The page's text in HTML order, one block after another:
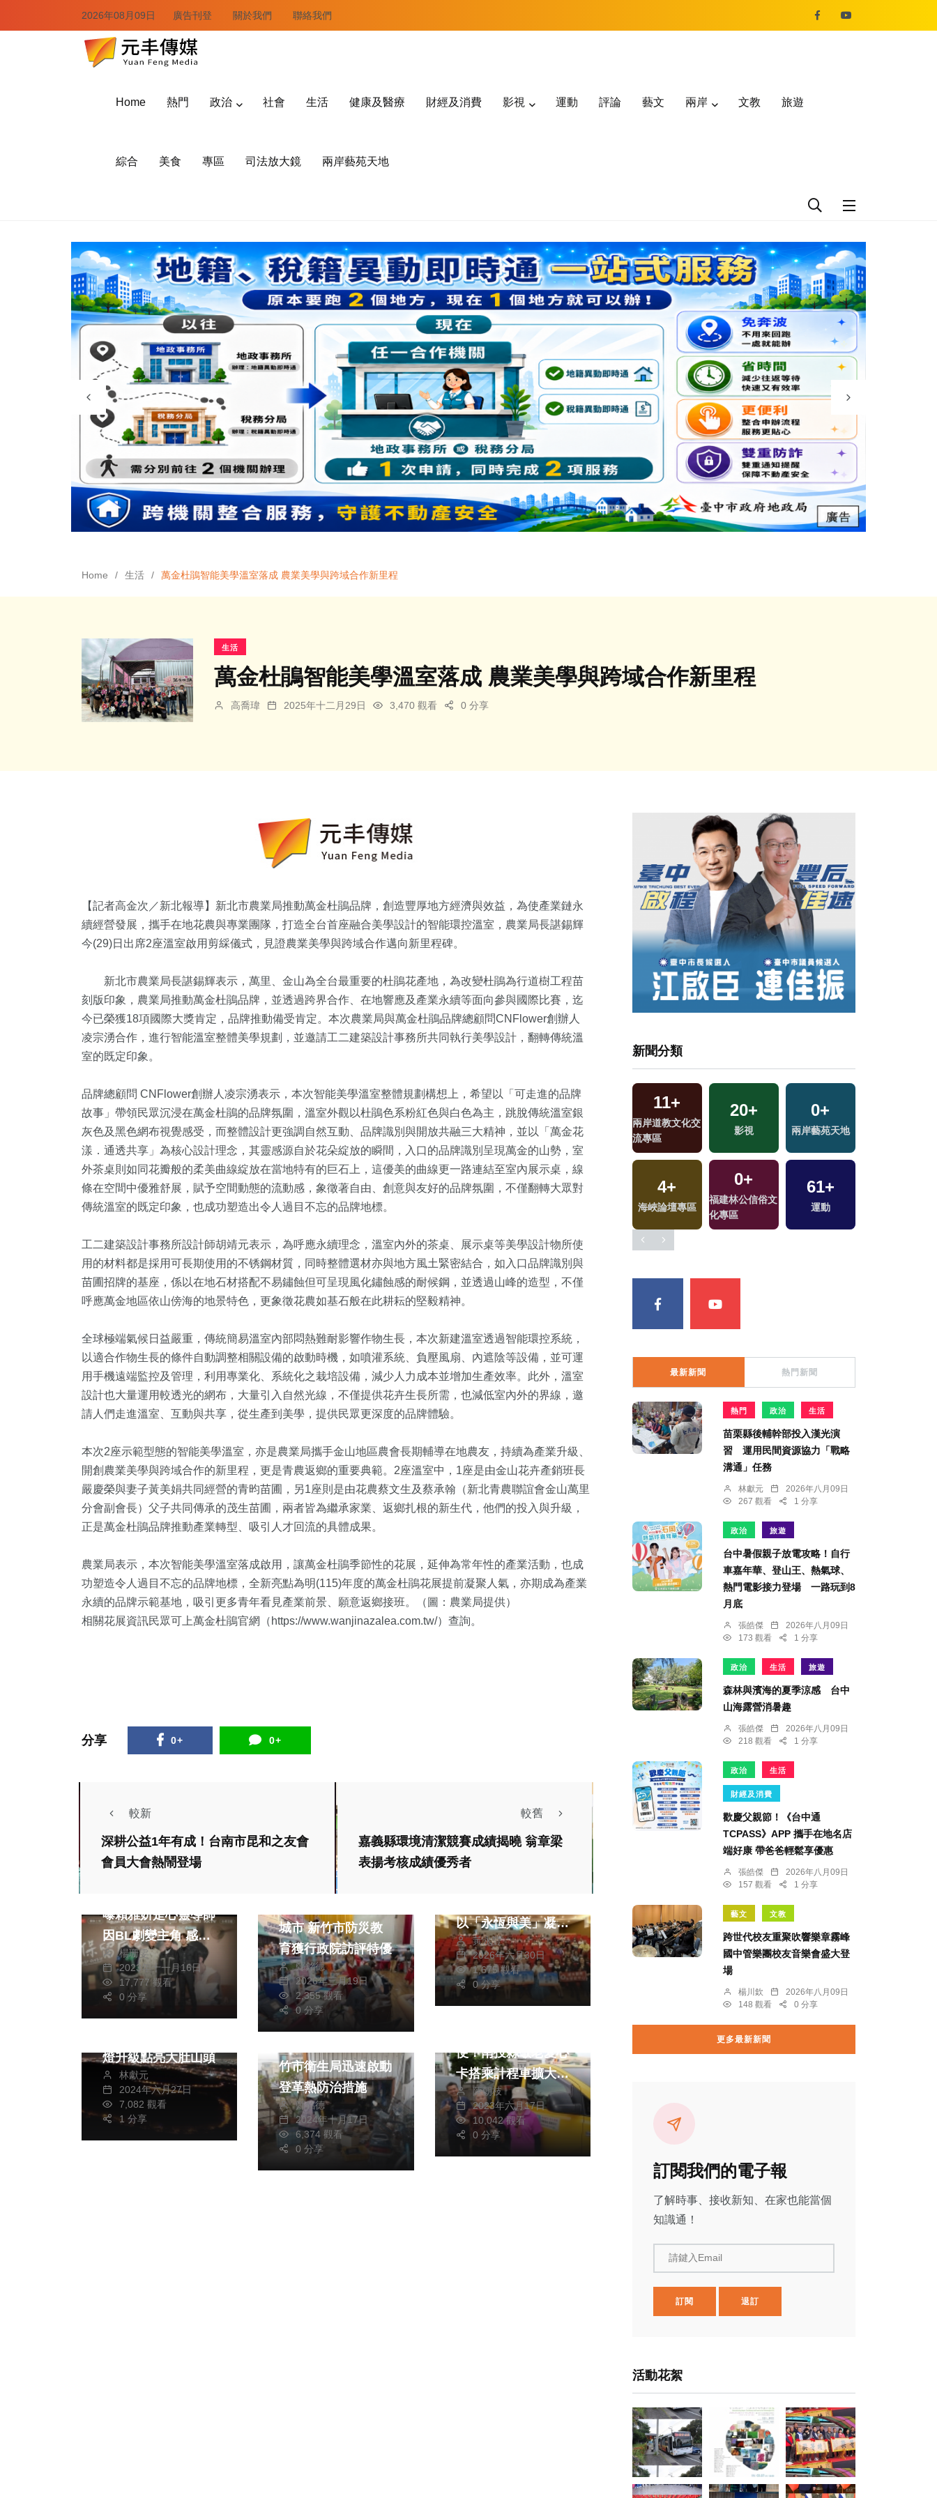
2026年08月09日 廣告刊登 關於我們 聯絡我們
Home 熱門 政治 社會 生活 健康及醫療 財經及消費 影視 運動 評論 藝文 兩岸 文教 旅遊
綜合 美食 專區 司法放大鏡 兩岸藝苑天地
Home 生活 萬金杜鵑智能美學溫室落成 農業美學與跨域合作新里程
生活
萬金杜鵑智能美學溫室落成 農業美學與跨域合作新里程
高喬瑋 2025年十二月29日 3,470 觀看 0 分享
【記者高金次／新北報導】新北市農業局推動萬金杜鵑品牌，創造豐厚地方經濟與效益，為使產業鏈永
續經營發展，攜手在地花農與專業團隊，打造全台首座融合美學設計的智能環控溫室，農業局長諶錫輝
今(29)日出席2座溫室啟用剪綵儀式，見證農業美學與跨域合作邁向新里程碑。
新北市農業局長諶錫輝表示，萬里、金山為全台最重要的杜鵑花產地，為改變杜鵑為行道樹工程苗
刻版印象，農業局推動萬金杜鵑品牌，並透過跨界合作、在地響應及產業永續等面向參與國際比賽，迄
今已榮獲18項國際大獎肯定，品牌推動備受肯定。本次農業局與萬金杜鵑品牌總顧問CNFlower創辦人
凌宗湧合作，進行智能溫室整體美學規劃，並邀請工二建築設計事務所共同執行美學設計，翻轉傳統溫
室的既定印象。
品牌總顧問 CNFlower創辦人凌宗湧表示，本次智能美學溫室整體規劃構想上，希望以「可走進的品牌
故事」帶領民眾沉浸在萬金杜鵑的品牌氛圍，溫室外觀以杜鵑色系粉紅色與白色為主，跳脫傳統溫室銀
灰色及黑色網布視覺感受，而整體設計更強調自然互動、品牌識別與開放共融三大精神，並以「萬金花
漾．通透共享」為核心設計理念，其靈感源自於花朵綻放的瞬間，入口的品牌識別呈現萬金的山勢，室
外茶桌則如同花瓣般的柔美曲線綻放在當地特有的巨石上，這優美的曲線更一路連結至室內展示桌，線
條在空間中優雅舒展，賦予空間動態的流動感，象徵著自由、創意與友好的品牌氛圍，不僅翻轉大眾對
傳統溫室的既定印象，也成功塑造出令人過目不忘的品牌地標。
工二建築設計事務所設計師胡靖元表示，為呼應永續理念，溫室內外的茶桌、展示桌等美學設計物所使
用的材料都是採用可長期使用的不锈鋼材質，同時整體選材亦與地方風土緊密結合，如入口品牌識別與
苗圃招牌的基座，係以在地石材搭配不易鏽蝕但可呈現風化鏽蝕感的耐候鋼，並透過山峰的造型，不僅
呼應萬金地區依山傍海的地景特色，更象徵花農如基石般在此耕耘的堅毅精神。
全球極端氣候日益嚴重，傳統簡易溫室內部悶熱難耐影響作物生長，本次新建溫室透過智能環控系統，
以適合作物生長的條件自動調整相關設備的啟動時機，如噴灌系統、負壓風扇、內遮陰等設備，並可運
用手機遠端監控及管理，利用專業化、系統化之栽培設備，減少人力成本並增加生產效率。此外，溫室
設計也大量運用較透光的網布，大量引入自然光線，不僅提供花卉生長所需，也減低室內外的界線，邀
請人們走進溫室、互動與共享，從生產到美學，提供民眾更深度的品牌體驗。
本次2座示範型態的智能美學溫室，亦是農業局攜手金山地區農會長期輔導在地農友，持續為產業升級、
開創農業美學與跨域合作的新里程，更是青農返鄉的重要典範。2座溫室中，1座是由金山花卉產銷班長
嚴慶榮與妻子黃美娟共同經營的青昀苗圃，另1座則是由花農蔡文生及蔡承翰（新北青農聯誼會金山萬里
分會副會長）父子共同傳承的茂生苗圃，兩者皆為繼承家業、返鄉扎根的新生代，他們的投入與升級，
正是萬金杜鵑品牌推動產業轉型、吸引人才回流的具體成果。
農業局表示，本次智能美學溫室落成啟用，讓萬金杜鵑季節性的花展，延伸為常年性的產業活動，也成
功塑造令人過目不忘的品牌地標，全新亮點為明(115)年度的萬金杜鵑花展提前凝聚人氣，亦期成為產業
永續的品牌示範基地，吸引更多青年看見產業前景、願意返鄉接班。（圖：農業局提供）
相關花展資訊民眾可上萬金杜鵑官網（https://www.wanjinazalea.com.tw/）查詢。
分享 0+ 0+
較新
深耕公益1年有成！台南市昆和之友會
會員大會熱鬧登場
較舊
嘉義縣環境清潔競賽成績揭曉 翁章梁
表揚考核成績優秀者
熱門 生活
綜合
曝賴雅妍是心靈導師
因BL劇變主角 感觸
落淚 黃宏軒笑稱自
己尺度大 拍BL劇不
怕有親密戲
楊珊雯
2023年十一月16日
17,777 觀看
0 分享
城市 新竹市防災教
育獲行政院訪評特優
鄭銘德
2026年三月19日
2,355 觀看
0 分享
綜合
以「永恆與美」凝聚
失智照護共識
黃永豐
2026年六月30日
1,675 觀看
0 分享
政治
「藍色公路」重現浪
燈升級點亮大肚山頭
林獻元
2024年六月27日
7,082 觀看
1 分享
竹市衛生局迅速啟動
登革熱防治措施
鄭銘德
2024年十月17日
6,374 觀看
0 分享
熱門 社會
生活 健康及醫療
便！南投縣敬老愛心
卡搭乘計程車擴大服
務 陳朝枝
2023年六月17日
10,042 觀看
0 分享
新聞分類
+
司法放大鏡
5+
評論
+
美食
252+
綜合
79+
藝文
426+
社會
4+
2024總統大選
0+
2023金鐘獎
127
599+ 25+
11+
兩岸道教文化交
流專區
20+
影視
0+
兩岸藝苑天地
4+
海峽論壇專區
0+
福建林公信俗文
化專區
61+
運動
最新新聞 熱門新聞
熱門 政治 生活
苗栗縣後輔幹部投入漢光演
習 運用民間資源協力「戰略
溝通」任務
林獻元
2026年八月09日
267 觀看
1 分享
政治 旅遊
台中暑假親子放電攻略！自行
車嘉年華、登山王、熱氣球、
熱門電影接力登場 一路玩到8
月底
張皓傑
2026年八月09日
173 觀看
1 分享
政治 生活 旅遊
森林與濱海的夏季涼感 台中
山海露營消暑趣
張皓傑
2026年八月09日
218 觀看
1 分享
政治 生活
財經及消費
歡慶父親節！《台中通
TCPASS》APP 攜手在地名店
端好康 帶爸爸輕鬆享優惠
張皓傑
2026年八月09日
157 觀看
1 分享
藝文 文教
跨世代校友重聚吹響樂章霧峰
國中管樂團校友音樂會盛大登
場
楊川欽
2026年八月09日
148 觀看
0 分享
更多最新新聞
訂閱我們的電子報
了解時事、接收新知、在家也能當個
知識通！
請鍵入Email
訂閱 退訂
活動花絮